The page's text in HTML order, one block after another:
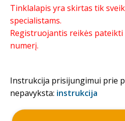
Tinklalapis yra skirtas tik
specialistams.
Registruojantis reikės
numerį.
Instrukcija prisijungimui prie
nepavyksta: instrukcija